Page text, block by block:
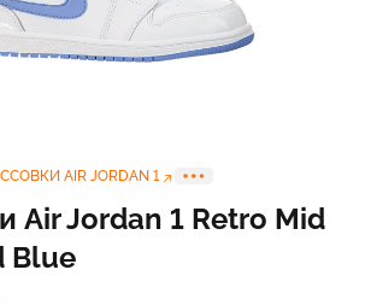
AIR JORDAN 1
Air Jordan 1 Retro Mid
Blue